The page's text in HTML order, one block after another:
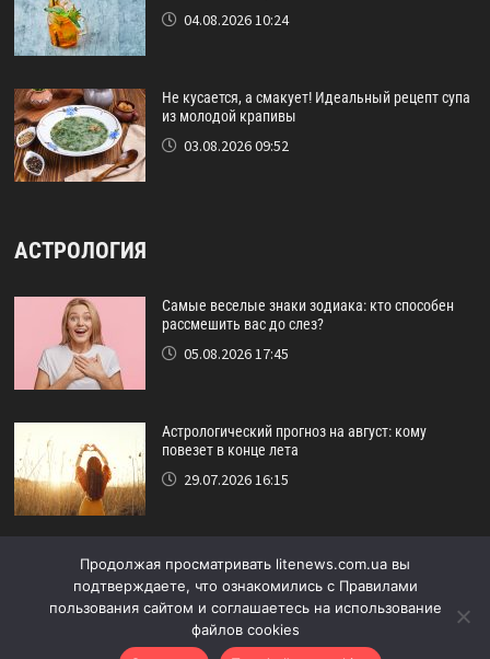
04.08.2026 10:24
Не кусается, а смакует! Идеальный рецепт супа
из молодой крапивы
03.08.2026 09:52
АСТРОЛОГИЯ
Самые веселые знаки зодиака: кто способен
рассмешить вас до слез?
05.08.2026 17:45
Астрологический прогноз на август: кому
повезет в конце лета
29.07.2026 16:15
Идеальный друг по знаку зодиака: кто никогда
не подведёт?
24.07.2026 17:48
Продолжая просматривать litenews.com.ua вы
подтверждаете, что ознакомились с Правилами
пользования сайтом и соглашаетесь на использование
файлов cookies